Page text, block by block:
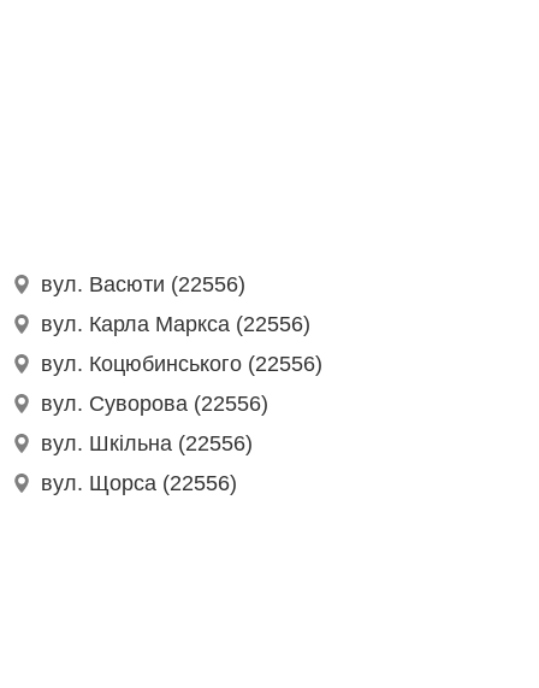
вул. Васюти (22556)
вул. Карла Маркса (22556)
вул. Коцюбинського (22556)
вул. Суворова (22556)
вул. Шкільна (22556)
вул. Щорса (22556)